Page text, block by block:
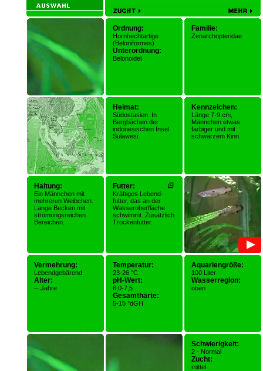
Ordnung:
Hornhechtartige
(Beloniformes)
Unterordnung:
Belonoidei
Familie:
Zenarchopteridae
Heimat:
Südostasien. In
Bergbächen der
indonesischen Insel
Sulawesi.
Kennzeichen:
Länge 7-9 cm,
Männchen etwas
farbiger und mit
schwarzem Kinn.
Haltung:
Ein Männchen mit
mehreren Weibchen.
Lange Becken mit
strömungsreichen
Bereichen.
Futter:
Kräftiges Lebend-
futter, das an der
Wasseroberfläche
schwimmt. Zusätzlich
Trockenfutter.
Vermehrung:
Lebendgebärend
Alter:
-- Jahre
Temperatur:
23-26 °C
pH-Wert:
6,0-7,5
Gesamthärte:
5-15 °dGH
Aquariengröße:
100 Liter
Wasserregion:
oben
Schwierigkeit:
2 - Normal
Zucht:
mittel